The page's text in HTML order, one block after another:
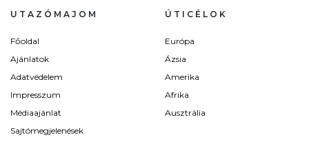
UTAZÓMAJOM
Főoldal
Ajánlatok
Adatvédelem
Impresszum
Médiaajánlat
Sajtómegjelenések
ÚTICÉLOK
Európa
Ázsia
Amerika
Afrika
Ausztrália